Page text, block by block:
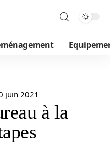
juin 2021
à la